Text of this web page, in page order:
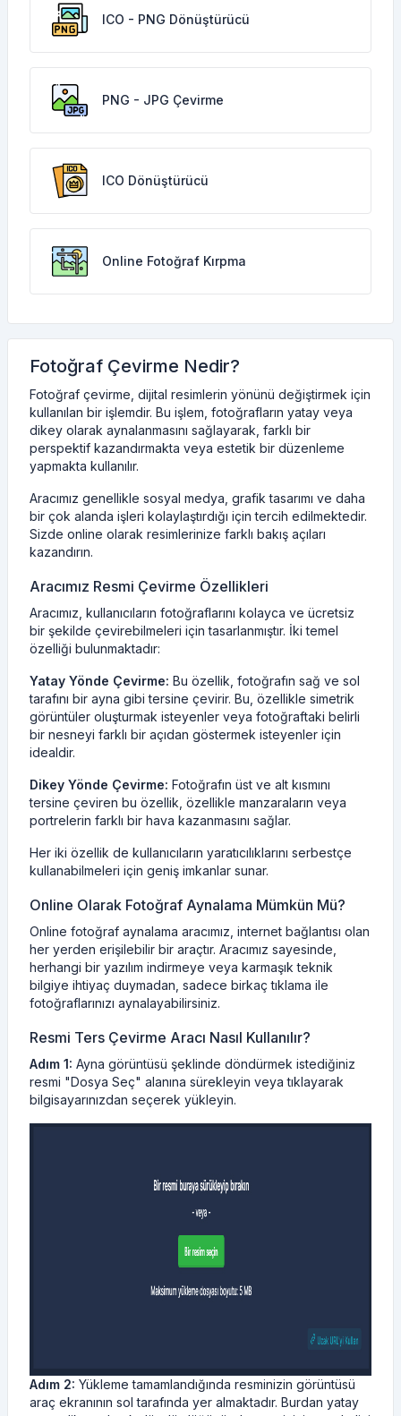
ICO - PNG Dönüştürücü
PNG - JPG Çevirme
ICO Dönüştürücü
Online Fotoğraf Kırpma
Fotoğraf Çevirme Nedir?
Fotoğraf çevirme, dijital resimlerin yönünü değiştirmek için
kullanılan bir işlemdir. Bu işlem, fotoğrafların yatay veya
dikey olarak aynalanmasını sağlayarak, farklı bir
perspektif kazandırmakta veya estetik bir düzenleme
yapmakta kullanılır.
Aracımız genellikle sosyal medya, grafik tasarımı ve daha
bir çok alanda işleri kolaylaştırdığı için tercih edilmektedir.
Sizde online olarak resimlerinize farklı bakış açıları
kazandırın.
Aracımız Resmi Çevirme Özellikleri
Aracımız, kullanıcıların fotoğraflarını kolayca ve ücretsiz
bir şekilde çevirebilmeleri için tasarlanmıştır. İki temel
özelliği bulunmaktadır:
Yatay Yönde Çevirme: Bu özellik, fotoğrafın sağ ve sol
tarafını bir ayna gibi tersine çevirir. Bu, özellikle simetrik
görüntüler oluşturmak isteyenler veya fotoğraftaki belirli
bir nesneyi farklı bir açıdan göstermek isteyenler için
idealdir.
Dikey Yönde Çevirme: Fotoğrafın üst ve alt kısmını
tersine çeviren bu özellik, özellikle manzaraların veya
portrelerin farklı bir hava kazanmasını sağlar.
Her iki özellik de kullanıcıların yaratıcılıklarını serbestçe
kullanabilmeleri için geniş imkanlar sunar.
Online Olarak Fotoğraf Aynalama Mümkün Mü?
Online fotoğraf aynalama aracımız, internet bağlantısı olan
her yerden erişilebilir bir araçtır. Aracımız sayesinde,
herhangi bir yazılım indirmeye veya karmaşık teknik
bilgiye ihtiyaç duymadan, sadece birkaç tıklama ile
fotoğraflarınızı aynalayabilirsiniz.
Resmi Ters Çevirme Aracı Nasıl Kullanılır?
Adım 1: Ayna görüntüsü şeklinde döndürmek istediğiniz
resmi "Dosya Seç" alanına sürekleyin veya tıklayarak
bilgisayarınızdan seçerek yükleyin.
Adım 2: Yükleme tamamlandığında resminizin görüntüsü
araç ekranının sol tarafında yer almaktadır. Burdan yatay